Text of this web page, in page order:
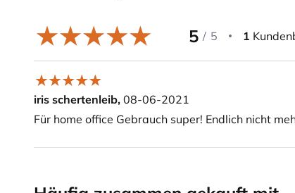
5 / 5 1
iris schertenleib, 08-06-2021
Für home office Gebrauch super! Endlich nicht